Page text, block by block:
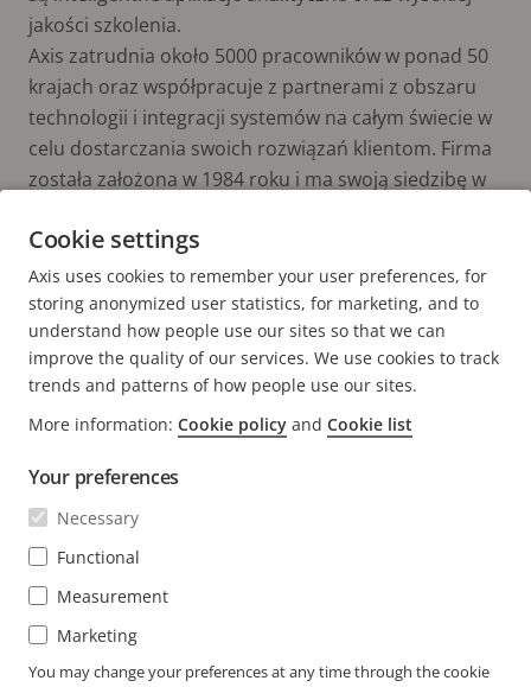
jakości szkolenia.
Axis zatrudnia około 5000 pracowników w ponad 50
krajach oraz współpracuje z partnerami z obszaru
technologii i integracji systemów na całym świecie w
celu dostarczania swoich rozwiązań klientom. Firma
została założona w 1984 roku i ma swoją siedzibę w
FOOTER
KONTAKT
Kontakt z nami
Experience Center
WIADOMOŚCI I HISTORIE
Opinie użytkowników
Life at Axis
Engineering at Axis
SUBSKRYBUJ
Subskrybuj biuletyn
Subskrybuj wiadomości e-mail z powiadomieniami
POLAND / POLSKI MATERIAŁY PRASOWE
Cookie settings
Axis uses cookies to remember your user preferences, for
storing anonymized user statistics, for marketing, and to
understand how people use our sites so that we can
improve the quality of our services. We use cookies to track
trends and patterns of how people use our sites.
More information: Cookie policy and Cookie list
Your preferences
Necessary
Functional
Measurement
Marketing
You may change your preferences at any time through the cookie